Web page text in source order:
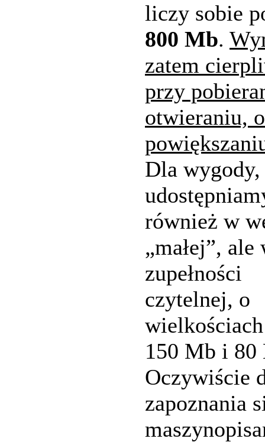
liczy sobie
800 Mb.
zatem
przy
otwieraniu,
Dla
również w
„małej”, ale
zupełności
czytelnej, o
150 Mb i 80
Oczywiście
zapoznania